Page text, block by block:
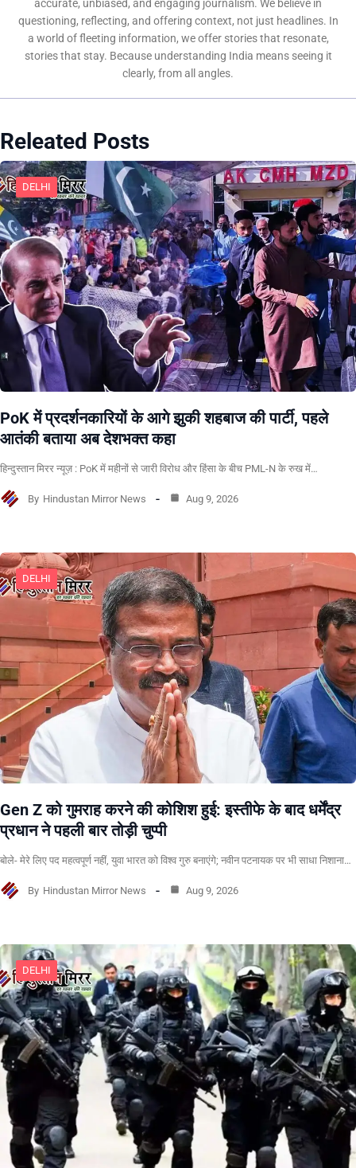
accurate, unbiased, and engaging journalism. We believe in
questioning, reflecting, and offering context, not just headlines. In
a world of fleeting information, we offer stories that resonate,
stories that stay. Because understanding India means seeing it
clearly, from all angles.
Releated Posts
DELHI
PoK में प्रदर्शनकारियों के आगे झुकी शहबाज की पार्टी, पहले
आतंकी बताया अब देशभक्त कहा
हिन्दुस्तान मिरर न्यूज़ : PoK में महीनों से जारी विरोध और हिंसा के बीच PML-N के रुख में…
By Hindustan Mirror News Aug 9, 2026
DELHI
Gen Z को गुमराह करने की कोशिश हुई: इस्तीफे के बाद धर्मेंद्र
प्रधान ने पहली बार तोड़ी चुप्पी
बोले- मेरे लिए पद महत्वपूर्ण नहीं, युवा भारत को विश्व गुरु बनाएंगे; नवीन पटनायक पर भी साधा निशाना…
By Hindustan Mirror News Aug 9, 2026
DELHI